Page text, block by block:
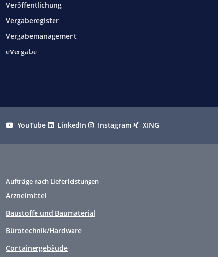
Veröffentlichung
Vergaberegister
Vergabemanagement
eVergabe
YouTube LinkedIn Instagram XING
Aufträge nach Lieferleistungen
Arzneimittel
Baustoffe und Baumaterial
Bürotechnik/Hardware
Containergebäude